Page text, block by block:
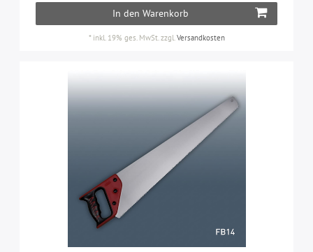
In den Warenkorb
* inkl. 19% ges. MwSt.zzgl.Versandkosten